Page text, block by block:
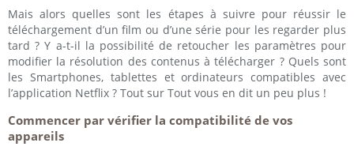
Mais alors quelles sont les étapes à suivre pour réussir le
téléchargement d’un film ou d’une série pour les regarder plus
tard ? Y a-t-il la possibilité de retoucher les paramètres pour
modifier la résolution des contenus à télécharger ? Quels sont
les Smartphones, tablettes et ordinateurs compatibles avec
l’application Netflix ? Tout sur Tout vous en dit un peu plus !
Commencer par vérifier la compatibilité de vos
appareils